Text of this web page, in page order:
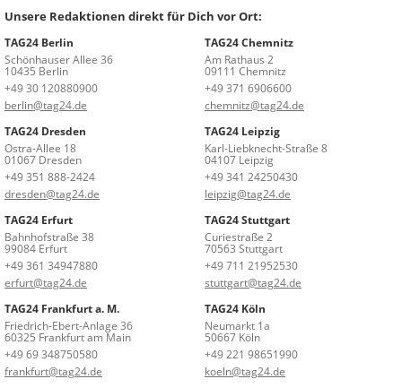
Unsere Redaktionen direkt für Dich vor Ort:
TAG24 Berlin
Schönhauser Allee 36
10435 Berlin
+49 30 120880900
berlin@tag24.de
TAG24 Chemnitz
Am Rathaus 2
09111 Chemnitz
+49 371 6906600
chemnitz@tag24.de
TAG24 Dresden
Ostra-Allee 18
01067 Dresden
+49 351 888-2424
dresden@tag24.de
TAG24 Leipzig
Karl-Liebknecht-Straße 8
04107 Leipzig
+49 341 24250430
leipzig@tag24.de
TAG24 Erfurt
Bahnhofstraße 38
99084 Erfurt
+49 361 34947880
erfurt@tag24.de
TAG24 Stuttgart
Curiestraße 2
70563 Stuttgart
+49 711 21952530
stuttgart@tag24.de
TAG24 Frankfurt a. M.
Friedrich-Ebert-Anlage 36
60325 Frankfurt am Main
+49 69 348750580
frankfurt@tag24.de
TAG24 Köln
Neumarkt 1a
50667 Köln
+49 221 98651990
koeln@tag24.de